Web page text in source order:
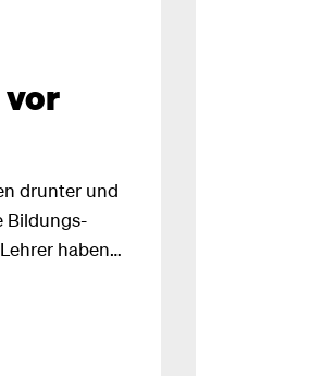
drunter und
Bildungs-
haben